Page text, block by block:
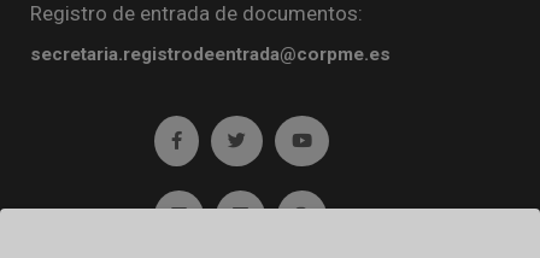
Registro de entrada de documentos:
secretaria.registrodeentrada@corpme.es
Ir a facebook (abre en ventana nueva)
Ir a twitter (abre en ventana nueva)
Ir a YouTube (abre en
Ir a Flickr (abre en ventana nueva)
Ir a Linkedin (abre en ventana nueva)
Ir al Blog (abre en ventana